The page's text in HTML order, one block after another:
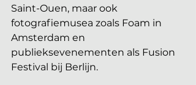
Saint-Ouen, maar ook
fotografiemusea zoals Foam in
Amsterdam en
publieksevenementen als Fusion
Festival bij Berlijn.